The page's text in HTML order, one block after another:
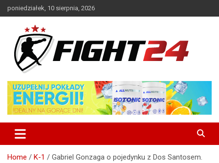
to
poniedziałek, 10 sierpnia, 2026
FIGHT24.PL – MMA i K-1, UFC
Home K-1 Gabriel Gonzaga o pojedynku z Dos Santosem.